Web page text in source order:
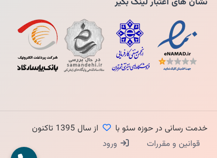
خدمت رسانی در حوزه سئو با
از سال 1395 تاکنون
قوانین و مقررات
ورود